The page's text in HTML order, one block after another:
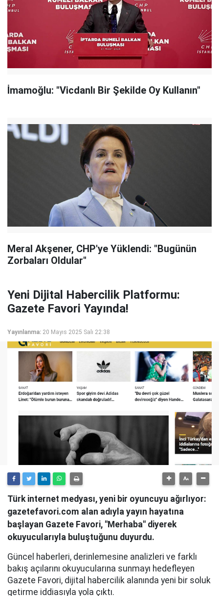
İmamoğlu: "Vicdanlı Bir Şekilde Oy Kullanın"
Meral Akşener, CHP'ye Yüklendi: "Bugünün
Zorbaları Oldular"
Yeni Dijital Habercilik Platformu:
Gazete Favori Yayında!
Yayınlanma: 20 Mayıs 2025 Salı 22:38
Türk internet medyası, yeni bir oyuncuyu ağırlıyor:
gazetefavori.com alan adıyla yayın hayatına
başlayan Gazete Favori, "Merhaba" diyerek
okuyucularıyla buluştuğunu duyurdu.
Güncel haberleri, derinlemesine analizleri ve farklı
bakış açılarını okuyucularına sunmayı hedefleyen
Gazete Favori, dijital habercilik alanında yeni bir soluk
getirme iddiasıyla yola çıktı.